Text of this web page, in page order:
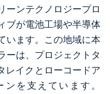
ーンテクノロジープロ
ブが電池工場や半導体
います。この地域に本
ーは、プロジェクトタ
レイクとローコードア
を支えています。